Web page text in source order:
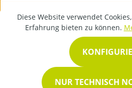
Diese Website verwendet
Erfahrung bieten zu können.
NUR TECHNISCH